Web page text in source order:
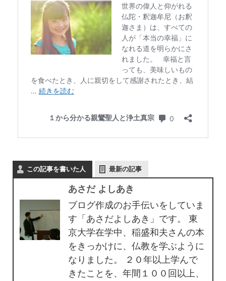
この記事を書いた人 最新の記事
あさだ よしあき
ブログ作成のお手伝いをしていま
す「あさだよしあき」です。 東
京大学在学中、稲盛和夫さんの本
をきっかけに、仏教を学ぶように
なりました。 ２０年以上学んで
きたことを、年間１００回以上、